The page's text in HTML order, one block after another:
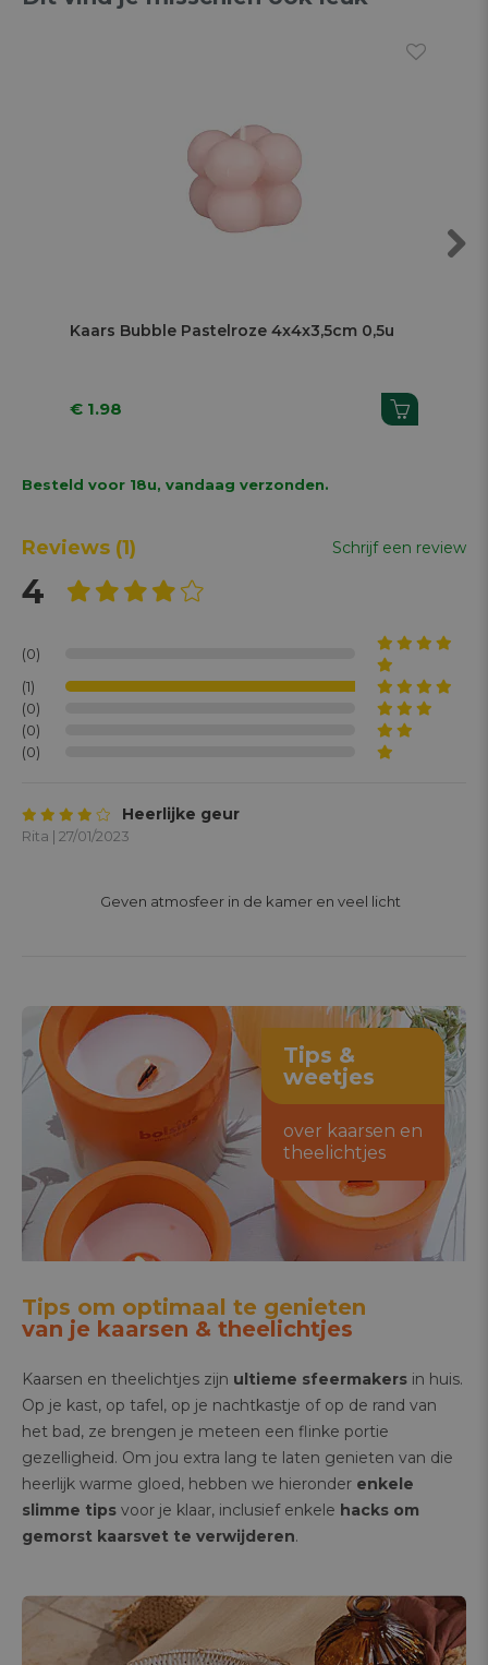
Kaars Bubble Beige 4x4x3,5cm 0,5u
€ 1.98
Besteld voor 18u, vandaag verzonden.
Reviews (1) Schrijf een review
4
(0)
(1)
(0)
(0)
(0)
Heerlijke geur
Rita | 27/01/2023
over kaarsen en
theelichtjes
Tips &
weetjes
Tips om optimaal te genieten
van je kaarsen & theelichtjes
Kaarsen en theelichtjes zijn ultieme sfeermakers in huis.
Op je kast, op tafel, op je nachtkastje of op de rand van
het bad, ze brengen je meteen een flinke portie
gezelligheid. Om jou extra lang te laten genieten van die
heerlijk warme gloed, hebben we hieronder enkele
slimme tips voor je klaar, inclusief enkele hacks om
gemorst kaarsvet te verwijderen.